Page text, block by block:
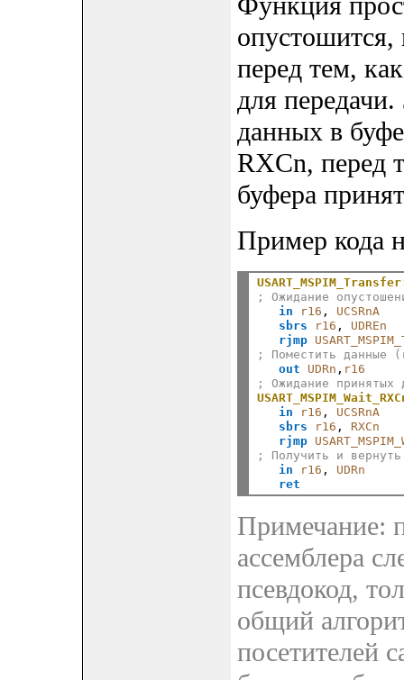
опустошится,
перед тем,
для
данных в
RXCn, перед
буфера
Пример кода
; Ожидание
in
r16 , UCSRnA
sbrs
r16 , UDREn
rjmp
; Поместить данные
out
UDRn , r16
; Ожидание принятых
in
r16 , UCSRnA
sbrs
r16 , RXCn
rjmp
; Получить и
in
r16 , UDRn
ret
Примечание:
ассемблера
псевдокод,
общий
посетителей